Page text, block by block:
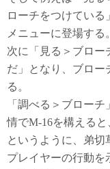
ローチをつけてい
メニューに登場する。
次に「見る＞ブロー
だ」となり、ブロー
る。
「調べる＞ブロー
情でM-16を構えると
というように、弟
プレイヤーの行動を